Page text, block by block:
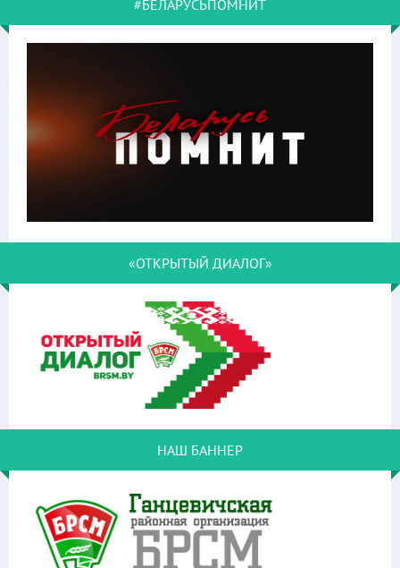
#БЕЛАРУСЬПОМНИТ
«ОТКРЫТЫЙ ДИАЛОГ»
НАШ БАННЕР